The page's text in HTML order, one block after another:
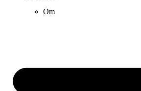
Om